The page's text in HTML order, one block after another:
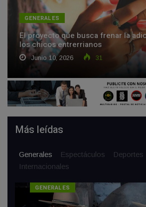
GENERALES
El proyecto que busca frenar la
los chicos entrerrianos
Junio 10, 2026 31
Más leídas
Generales Espectáculos Deportes
Internacionales
GENERALES